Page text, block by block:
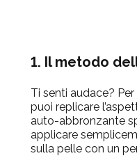
1. Il metodo
Ti senti audace?
puoi replicare
auto-abbronzante
applicare
sulla pelle con un